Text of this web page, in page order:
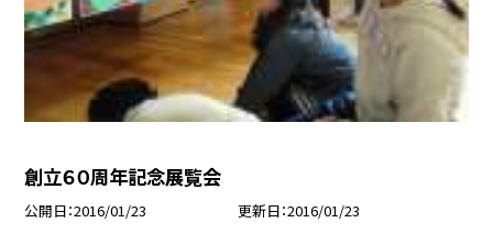
創立６０周年記念展覧会
公開日 2016/01/23 更新日 2016/01/23